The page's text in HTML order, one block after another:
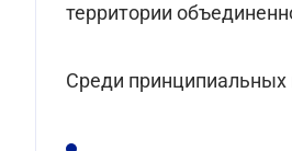
территории
Среди принципиальных